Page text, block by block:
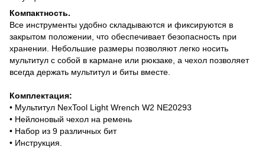
Компактность.
Все инструменты удобно складываются и фиксируются в
закрытом положении, что обеспечивает безопасность при
хранении. Небольшие размеры позволяют легко носить
мультитул с собой в кармане или рюкзаке, а чехол позволяет
всегда держать мультитул и биты вместе.
Комплектация:
• Мультитул NexTool Light Wrench W2 NE20293
• Нейлоновый чехол на ремень
• Набор из 9 различных бит
• Инструкция.